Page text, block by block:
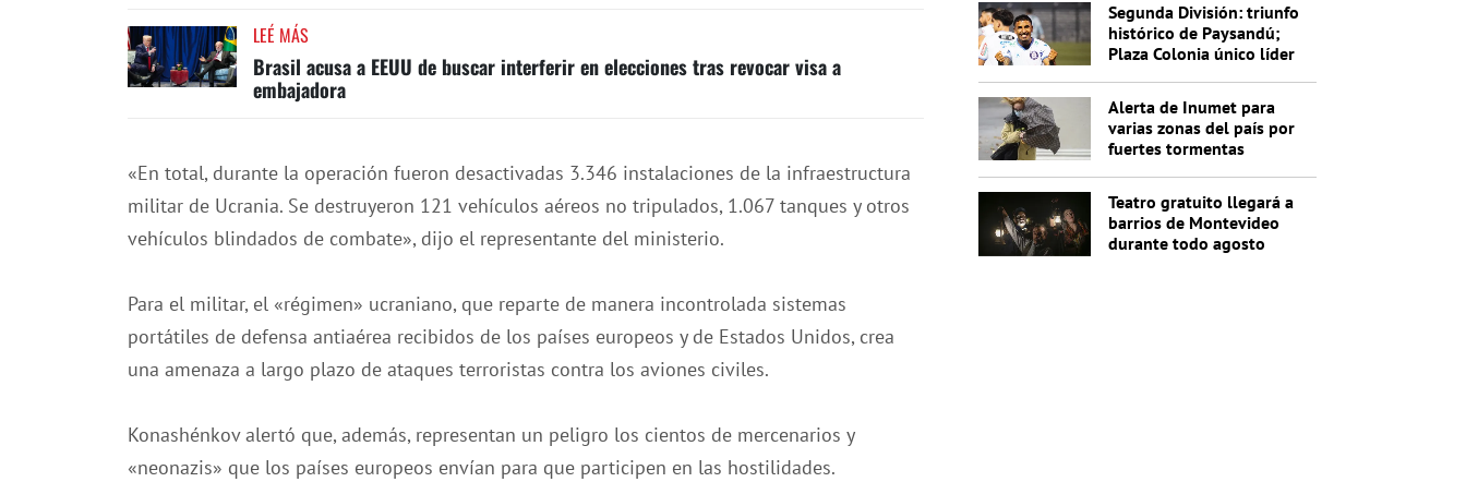
LEÉ MÁS
Brasil acusa a EEUU de buscar interferir en elecciones tras revocar visa a
embajadora
«En total, durante la operación fueron desactivadas 3.346 instalaciones de la infraestructura
militar de Ucrania. Se destruyeron 121 vehículos aéreos no tripulados, 1.067 tanques y otros
vehículos blindados de combate», dijo el representante del ministerio.
Para el militar, el «régimen» ucraniano, que reparte de manera incontrolada sistemas
portátiles de defensa antiaérea recibidos de los países europeos y de Estados Unidos, crea
una amenaza a largo plazo de ataques terroristas contra los aviones civiles.
Konashénkov alertó que, además, representan un peligro los cientos de mercenarios y
«neonazis» que los países europeos envían para que participen en las hostilidades.
Segunda División: triunfo
histórico de Paysandú;
Plaza Colonia único líder
Alerta de Inumet para
varias zonas del país por
fuertes tormentas
Teatro gratuito llegará a
barrios de Montevideo
durante todo agosto